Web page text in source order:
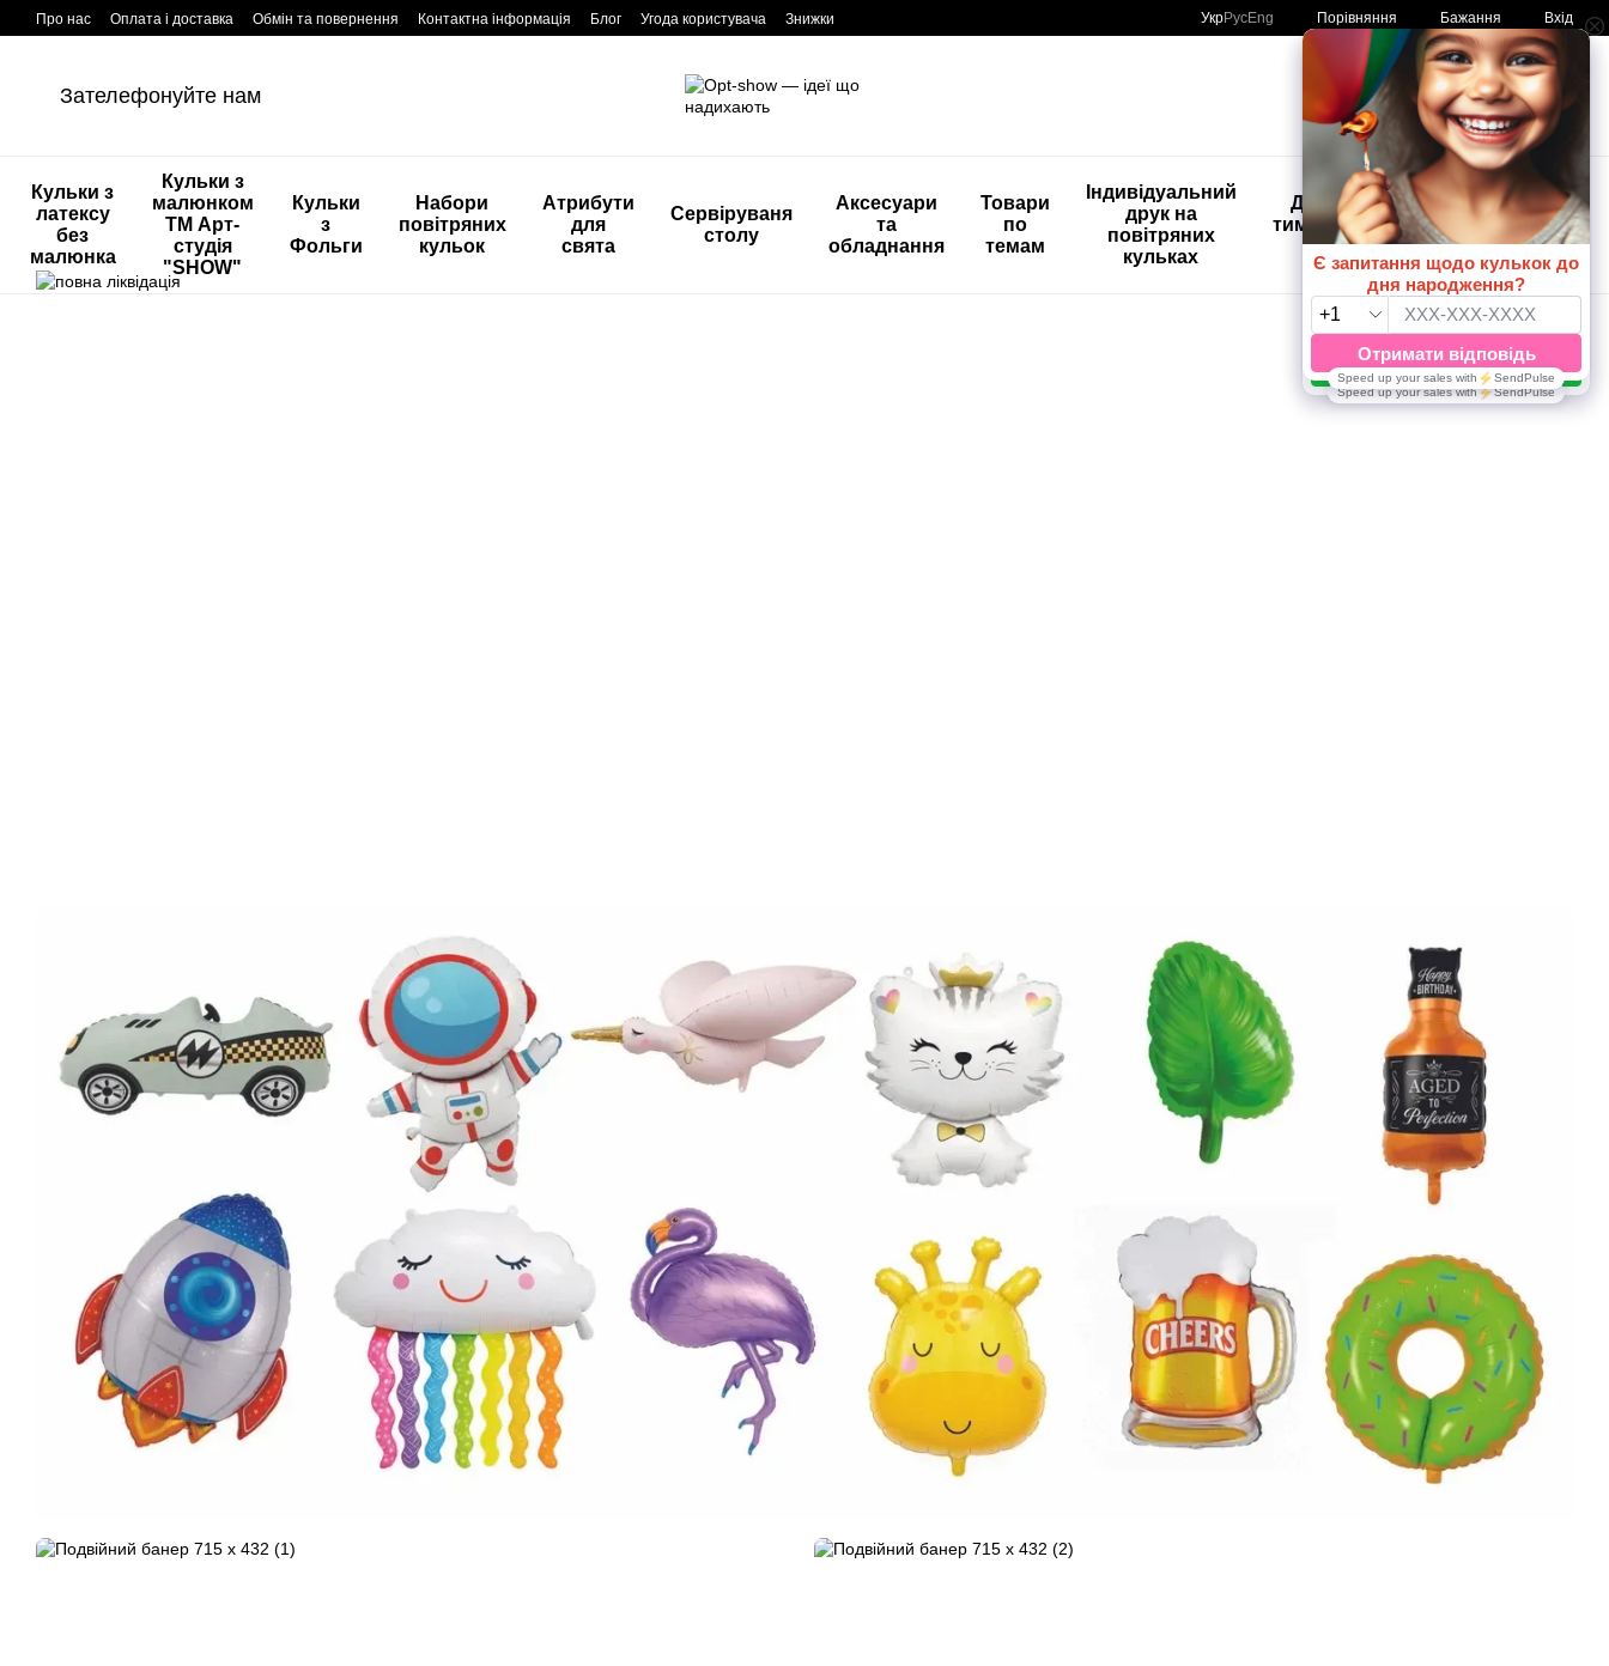
Перейти к основному контенту
Про нас Оплата і доставка Обмін та повернення Контактна інформація Блог Угода користувача Знижки УкрРусEng Порівняння Бажання Вхід
Зателефонуйте нам Мій кошик
Кульки з
латексу
без
малюнка
Кульки з
малюнком
ТМ Арт-
студія
"SHOW"
Кульки
з
Фольги
Набори
повітряних
кульок
Атрибути
для
свята
Сервіруваня
столу
Аксесуари
та
обладнання
Товари
по
темам
Індивідуальний
друк на
повітряних
кульках
Дитяче
тимчасове
тату
🚨🚨🚨
Розпродаж
Кульки з
друком😀
🎈